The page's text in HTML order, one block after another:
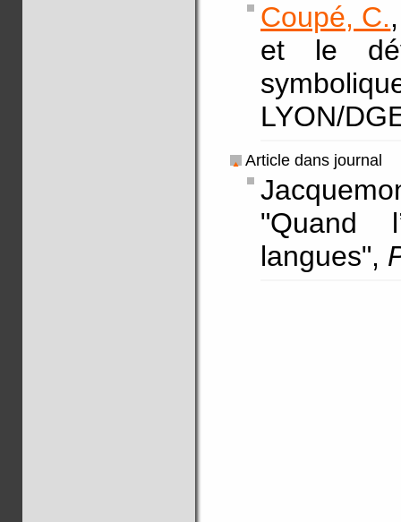
Coupé, C.
et le
LYON/
Article dans journal
"Quand
langues",